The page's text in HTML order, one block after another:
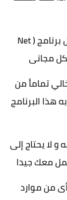
فى بداية الموضوع سنحتاج إلى تحميل برنامج ( Net
تماماً من
هذا البرنامج
و لا يحتاج إلى
معك جيدا
من موارد